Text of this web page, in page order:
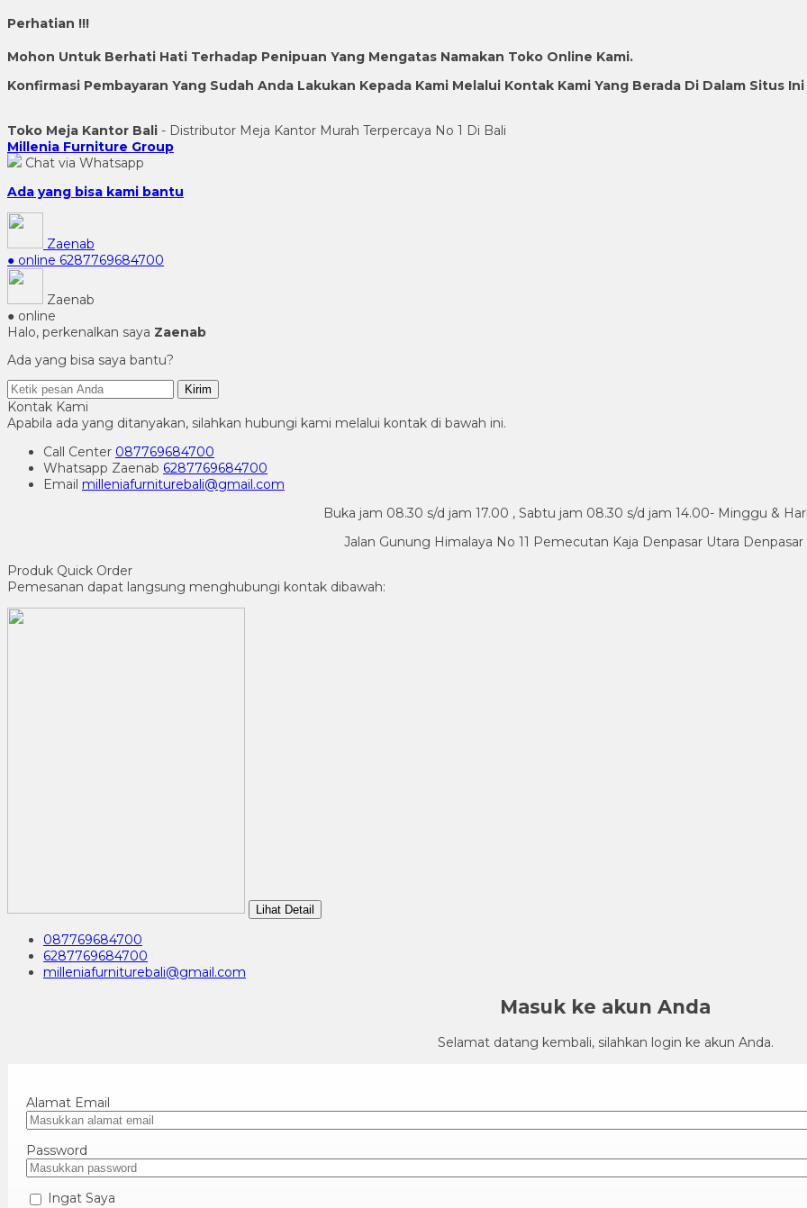
Perhatian !!!
Mohon Untuk Berhati Hati Terhadap Penipuan Yang Mengatas Namakan Toko Online Kami.
Konfirmasi Pembayaran Yang Sudah Anda Lakukan Kepada Kami Melalui Kontak Kami Yang Berada Di Dalam Situs Ini
Toko Meja Kantor Bali - Distributor Meja Kantor Murah Terpercaya No 1 Di Bali
Millenia Furniture Group
Chat via Whatsapp
Ada yang bisa kami bantu
Zaenab
● online 6287769684700
Zaenab
● online
Halo, perkenalkan saya Zaenab
Ada yang bisa saya bantu?
Kirim
Kontak Kami
Apabila ada yang ditanyakan, silahkan hubungi kami melalui kontak di bawah ini.
Call Center 087769684700
Whatsapp Zaenab 6287769684700
Email milleniafurniturebali@gmail.com
Buka jam 08.30 s/d jam 17.00 , Sabtu jam 08.30 s/d jam 14.00- Minggu &
Jalan Gunung Himalaya No 11 Pemecutan Kaja Denpasar Utara Denpasar
Produk Quick Order
Pemesanan dapat langsung menghubungi kontak dibawah:
Lihat Detail
087769684700
6287769684700
milleniafurniturebali@gmail.com
Masuk ke akun Anda
Selamat datang kembali, silahkan login ke akun Anda.
Alamat Email
Password
Ingat Saya